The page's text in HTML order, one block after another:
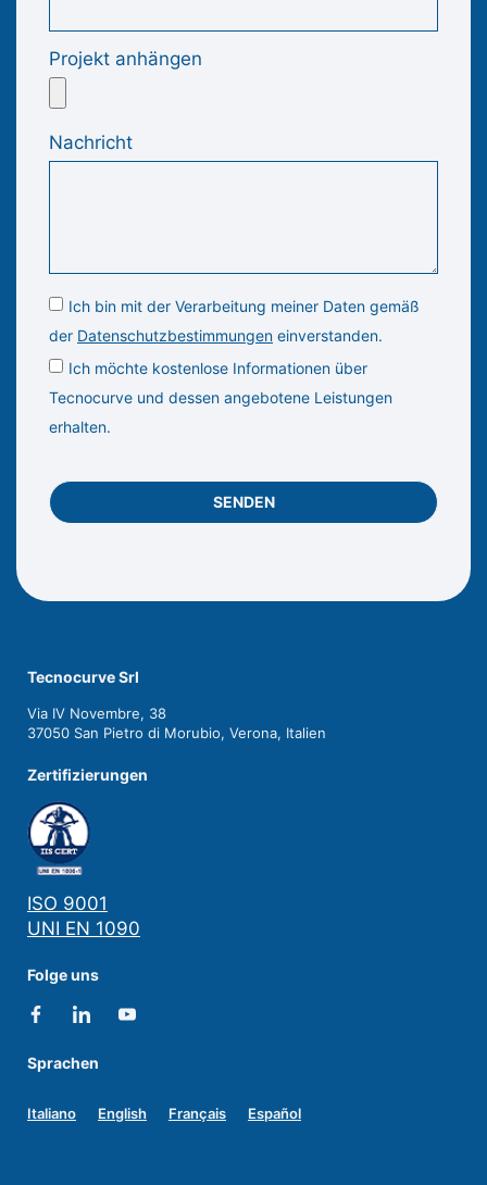
Projekt anhängen
Nachricht
Ich bin mit der Verarbeitung meiner Daten gemäß
der Datenschutzbestimmungen einverstanden.
Ich möchte kostenlose Informationen über
Tecnocurve und dessen angebotene Leistungen
erhalten.
SENDEN
Tecnocurve Srl
Via IV Novembre, 38
37050 San Pietro di Morubio, Verona, Italien
Zertifizierungen
ISO 9001
UNI EN 1090
Folge uns
Sprachen
Italiano English Français Español